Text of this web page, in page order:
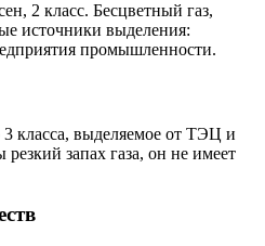
2 класс. Бесцветный газ,
источники выделения:
промышленности.
класса, выделяемое от ТЭЦ и
запах газа, он не имеет